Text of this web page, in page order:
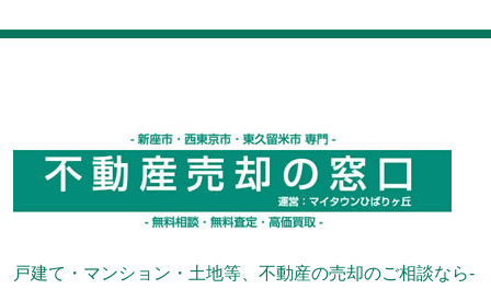
戸建て・マンション・土地等、不動産の売却のご相談なら-